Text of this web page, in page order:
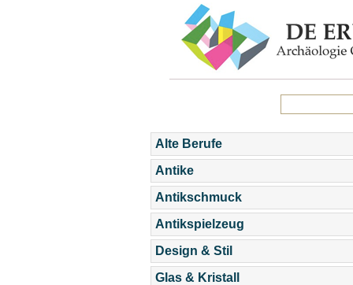
Alte Berufe
Antike
Antikschmuck
Antikspielzeug
Design & Stil
Glas & Kristall